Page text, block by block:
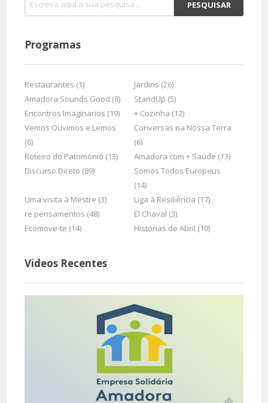
Programas
Restaurantes (1)
Jardins (26)
Amadora Sounds Good (8)
StandUp (5)
Encontros Imaginarios (19)
+ Cozinha (12)
Vemos Ouvimos e Lemos
(6)
Conversas na Nossa Terra
(6)
Roteiro do Património (13)
Amadora com + Saúde (13)
Discurso Direto (89)
Somos Todos Europeus
(14)
Uma visita à Mestre (3)
Liga à Resiliência (17)
re pensamentos (48)
El Chaval (3)
Ecomove-te (14)
Histórias de Abril (10)
Videos Recentes